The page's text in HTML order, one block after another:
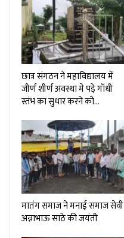
छात्र संगठन ने महाविद्यालय में
जीर्ण शीर्ण अवस्था मे पड़े गाँधी
स्तंभ का सुधार करने को…
मातंग समाज ने मनाई समाज सेवी
अन्नाभाऊ साठे की जयंती